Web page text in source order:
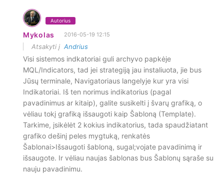
Autorius
Mykolas 2016-05-19 12:15
Atsakyti į Andrius
Visi sistemos indkatoriai guli archyvo papkėje
MQL/Indicators, tad jei strategiją jau instaliuota, jie bus
Jūsų terminale, Navigatoriaus langelyje kur yra visi
Indikatoriai. Iš ten norimus indikatorius (pagal
pavadinimus ar kitaip), galite susikelti į švarų grafiką, o
vėliau tokį grafiką išsaugoti kaip Šabloną (Template).
Tarkime, įsikėlėt 2 kokius indikatorius, tada spaudžiatant
grafiko dešinį peles mygtuką, renkatės
Šablonai>Išsaugoti šabloną, sugal;vojate pavadinimą ir
išsaugote. Ir vėliau naujas šablonas bus Šablonų sąraše su
nauju pavadinimu.